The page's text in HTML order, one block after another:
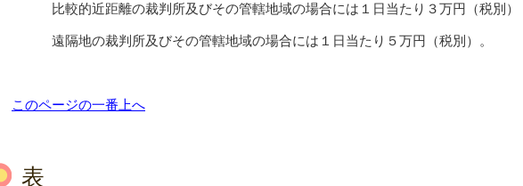
比較的近距離の裁判所及びその管轄地域の場合には１日当たり３万円（税別）
遠隔地の裁判所及びその管轄地域の場合には１日当たり５万円（税別）。
このページの一番上へ
表